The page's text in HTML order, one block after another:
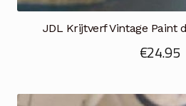
JDL Krijtverf Vintage Paint
€24.95